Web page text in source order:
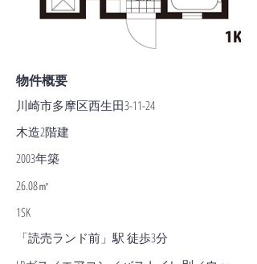
物件概要
川崎市多摩区西生田3-11-24
木造2階建
2003年築
26.08㎡
1SK
「読売ランド前」駅 徒歩3分